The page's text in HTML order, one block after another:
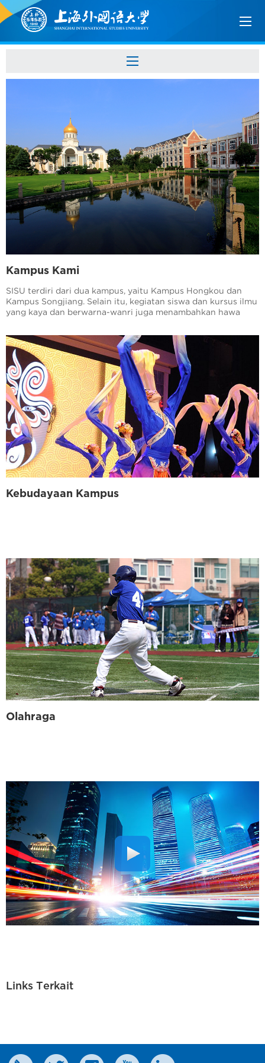
Kampus Kami
SISU terdiri dari dua kampus, yaitu Kampus Hongkou dan
Kampus Songjiang. Selain itu, kegiatan siswa dan kursus ilmu
yang kaya dan berwarna-wanri juga menambahkan hawa
Kebudayaan Kampus
Olahraga
Links Terkait